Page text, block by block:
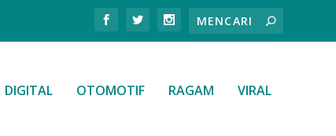
DIGITAL OTOMOTIF RAGAM VIRAL